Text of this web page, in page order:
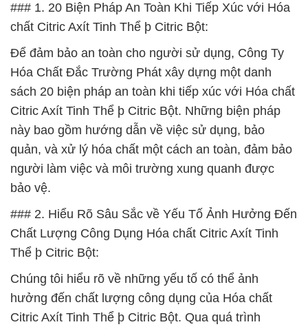
### 1. 20 Biện Pháp An Toàn Khi Tiếp Xúc với Hóa
chất Citric Axít Tinh Thể þ Citric Bột:
Để đảm bảo an toàn cho người sử dụng, Công Ty
Hóa Chất Đắc Trường Phát xây dựng một danh
sách 20 biện pháp an toàn khi tiếp xúc với Hóa chất
Citric Axít Tinh Thể þ Citric Bột. Những biện pháp
này bao gồm hướng dẫn về việc sử dụng, bảo
quản, và xử lý hóa chất một cách an toàn, đảm bảo
người làm việc và môi trường xung quanh được
bảo vệ.
### 2. Hiểu Rõ Sâu Sắc về Yếu Tố Ảnh Hưởng Đến
Chất Lượng Công Dụng Hóa chất Citric Axít Tinh
Thể þ Citric Bột:
Chúng tôi hiểu rõ về những yếu tố có thể ảnh
hưởng đến chất lượng công dụng của Hóa chất
Citric Axít Tinh Thể þ Citric Bột. Qua quá trình